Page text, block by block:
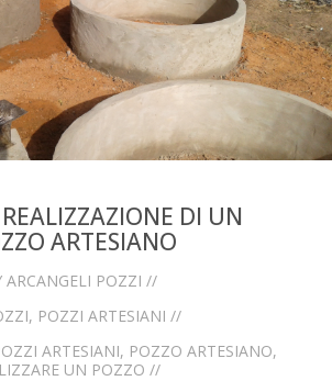
DI UN
ARTESIANO
ARCANGELI POZZI //
, POZZI ARTESIANI //
ARTESIANI, POZZO ARTESIANO,
UN POZZO //